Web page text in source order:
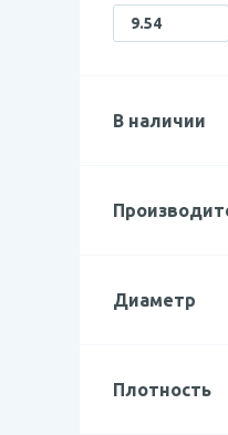
В наличии
Диаметр
Плотность